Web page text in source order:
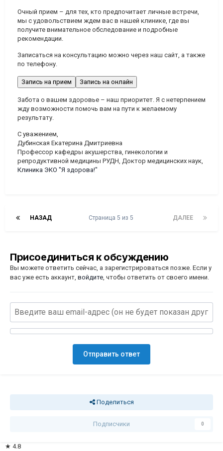
Очный прием – для тех, кто предпочитает личные встречи,
мы с удовольствием ждем вас в нашей клинике, где вы
получите внимательное обследование и подробные
рекомендации.
Записаться на консультацию можно через наш сайт, а также
по телефону.
Запись на прием Запись на онлайн
Забота о вашем здоровье – наш приоритет. Я с нетерпением
жду возможности помочь вам на пути к желаемому
результату.
С уважением,
Дубинская Екатерина Дмитриевна
Профессор кафедры акушерства, гинекологии и
репродуктивной медицины РУДН, Доктор медицинских наук,
Клиника ЭКО "Я здорова!"
НАЗАД ДАЛЕЕ
Страница 5 из 5
Присоединиться к обсуждению
Вы можете ответить сейчас, а зарегистрироваться позже. Если у
вас уже есть аккаунт, войдите, чтобы ответить от своего имени.
Отправить ответ
Поделиться
Подписчики 0
★ 4.8